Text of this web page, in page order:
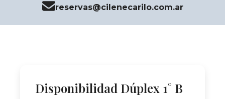
reservas@cilenecarilo.com.ar
Disponibilidad Dúplex 1° B